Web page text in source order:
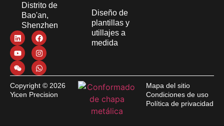
Distrito de
Bao'an,
Shenzhen
Diseño de
plantillas y
utillajes a
medida
Copyright © 2026
Yicen Precision
Mapa del sitio
Condiciones de uso
Política de privacidad